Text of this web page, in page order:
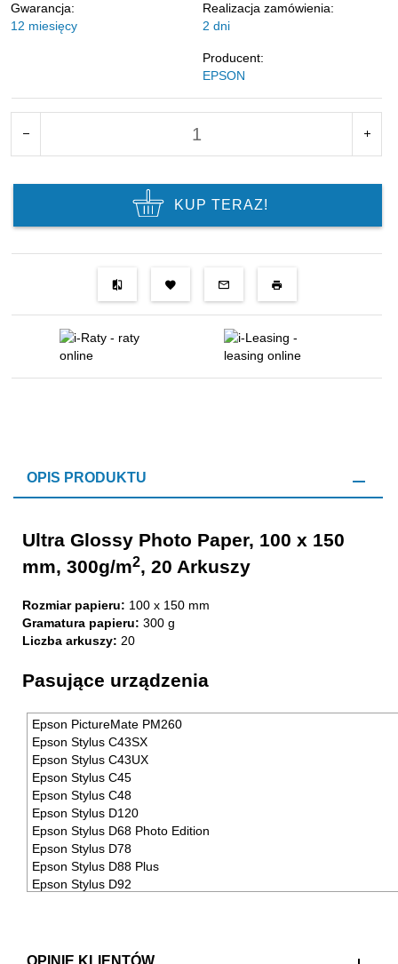
Gwarancja:
12 miesięcy
Realizacja zamówienia:
2 dni
Producent:
EPSON
KUP TERAZ!
OPIS PRODUKTU
Ultra Glossy Photo Paper, 100 x 150
mm, 300g/m2, 20 Arkuszy
Rozmiar papieru: 100 x 150 mm
Gramatura papieru: 300 g
Liczba arkuszy: 20
Pasujące urządzenia
Epson PictureMate PM260
Epson Stylus C43SX
Epson Stylus C43UX
Epson Stylus C45
Epson Stylus C48
Epson Stylus D120
Epson Stylus D68 Photo Edition
Epson Stylus D78
Epson Stylus D88 Plus
Epson Stylus D92
Epson Stylus DX4200